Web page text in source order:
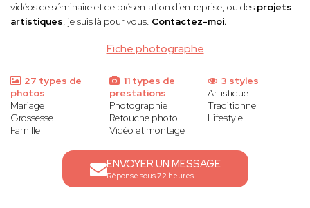
Fiche photographe
vidéos de séminaire et de présentation d’entreprise, ou des projets
artistiques, je suis là pour vous. Contactez-moi.
27 types de
photos
Mariage
Grossesse
Famille
11 types de
prestations
Photographie
Retouche photo
Vidéo et montage
3 styles
Artistique
Traditionnel
Lifestyle
ENVOYER UN MESSAGE
Réponse sous 72 heures